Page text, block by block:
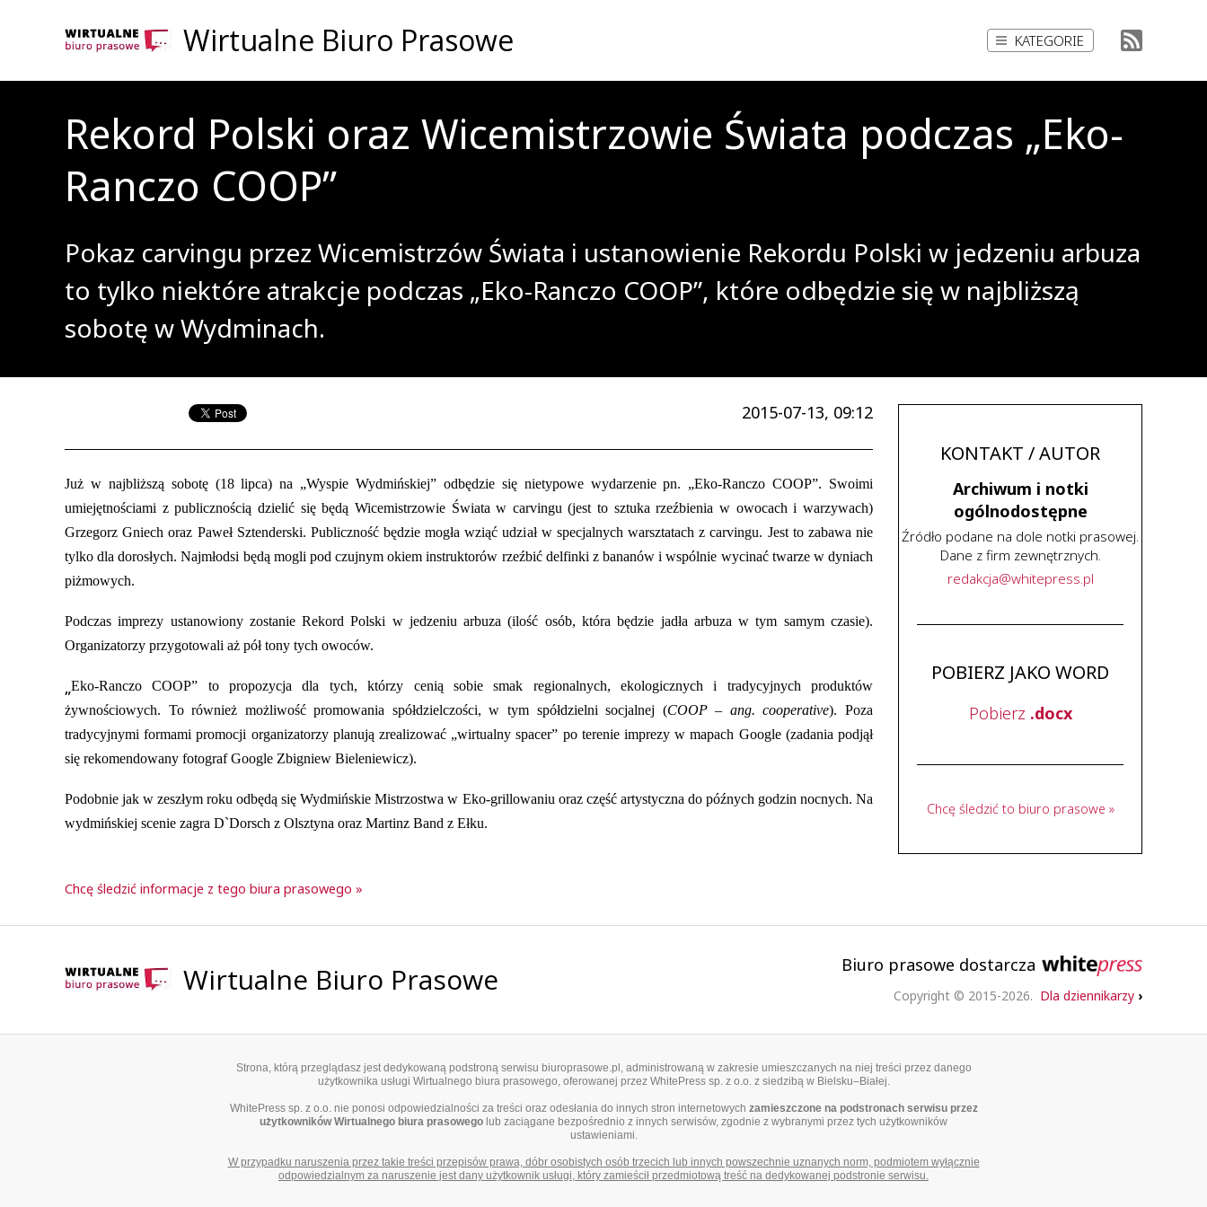
Wirtualne Biuro Prasowe KATEGORIE
Rekord Polski oraz Wicemistrzowie Świata podczas „Eko-
Ranczo COOP”
Pokaz carvingu przez Wicemistrzów Świata i ustanowienie Rekordu Polski w jedzeniu arbuza
to tylko niektóre atrakcje podczas „Eko-Ranczo COOP”, które odbędzie się w najbliższą
sobotę w Wydminach.
2015-07-13, 09:12
Już w najbliższą sobotę (18 lipca) na „Wyspie Wydmińskiej” odbędzie się nietypowe wydarzenie pn. „Eko-Ranczo COOP”. Swoimi
umiejętnościami z publicznością dzielić się będą Wicemistrzowie Świata w carvingu (jest to sztuka rzeźbienia w owocach i warzywach)
Grzegorz Gniech oraz Paweł Sztenderski. Publiczność będzie mogła wziąć udział w specjalnych warsztatach z carvingu. Jest to zabawa nie
tylko dla dorosłych. Najmłodsi będą mogli pod czujnym okiem instruktorów rzeźbić delfinki z bananów i wspólnie wycinać twarze w dyniach
piżmowych.
Podczas imprezy ustanowiony zostanie Rekord Polski w jedzeniu arbuza (ilość osób, która będzie jadła arbuza w tym samym czasie).
Organizatorzy przygotowali aż pół tony tych owoców.
„Eko-Ranczo COOP” to propozycja dla tych, którzy cenią sobie smak regionalnych, ekologicznych i tradycyjnych produktów
żywnościowych. To również możliwość promowania spółdzielczości, w tym spółdzielni socjalnej (COOP – ang.cooperative). Poza
tradycyjnymi formami promocji organizatorzy planują zrealizować „wirtualny spacer” po terenie imprezy w mapach Google (zadania podjął
się rekomendowany fotograf Google Zbigniew Bieleniewicz).
Podobnie jak w zeszłym roku odbędą się Wydmińskie Mistrzostwa w Eko-grillowaniu oraz część artystyczna do późnych godzin nocnych. Na
wydmińskiej scenie zagra D`Dorsch z Olsztyna oraz Martinz Band z Ełku.
Chcę śledzić informacje z tego biura prasowego »
KONTAKT / AUTOR
Archiwum i notki
ogólnodostępne
Źródło podane na dole notki prasowej.
Dane z firm zewnętrznych.
redakcja@whitepress.pl
POBIERZ JAKO WORD
Pobierz .docx
Chcę śledzić to biuro prasowe »
Wirtualne Biuro Prasowe Biuro prasowe dostarcza
Copyright © 2015-2026. Dla dziennikarzy ›
Strona, którą przeglądasz jest dedykowaną podstroną serwisu biuroprasowe.pl, administrowaną w zakresie umieszczanych na niej treści przez danego
użytkownika usługi Wirtualnego biura prasowego, oferowanej przez WhitePress sp. z o.o. z siedzibą w Bielsku–Białej.
WhitePress sp. z o.o. nie ponosi odpowiedzialności za treści oraz odesłania do innych stron internetowych zamieszczone na podstronach serwisu przez
użytkowników Wirtualnego biura prasowego lub zaciągane bezpośrednio z innych serwisów, zgodnie z wybranymi przez tych użytkowników
ustawieniami.
W przypadku naruszenia przez takie treści przepisów prawa, dóbr osobistych osób trzecich lub innych powszechnie uznanych norm, podmiotem wyłącznie
odpowiedzialnym za naruszenie jest dany użytkownik usługi, który zamieścił przedmiotową treść na dedykowanej podstronie serwisu.